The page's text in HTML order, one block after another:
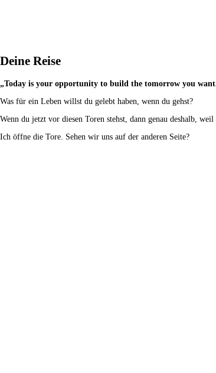
Deine Reise
„Today is your opportunity to build the tomorrow you
Was für ein Leben willst du gelebt haben, wenn du gehst?
Wenn du jetzt vor diesen Toren stehst, dann genau deshalb, weil
Ich öffne die Tore. Sehen wir uns auf der anderen Seite?